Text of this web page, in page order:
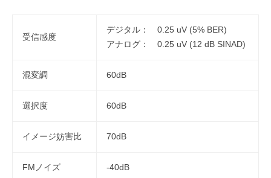
受信感度
デジタル： 0.25 uV (5% BER)
アナログ： 0.25 uV (12 dB SINAD)
混変調 60dB
選択度 60dB
イメージ妨害比 70dB
FMノイズ -40dB